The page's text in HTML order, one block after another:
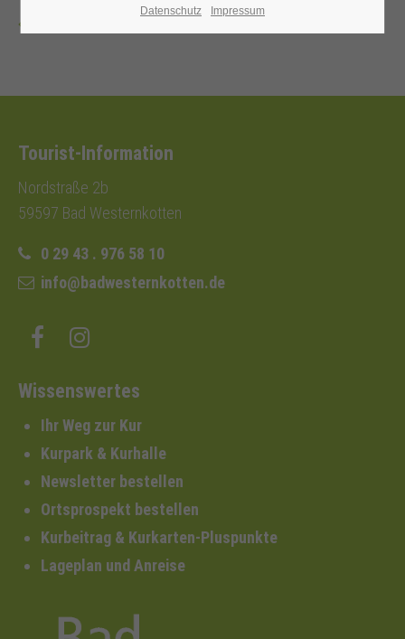
Tourist-Information
Nordstraße 2b
59597 Bad Westernkotten
0 29 43 . 976 58 10
info@badwesternkotten.de
Wissenswertes
Ihr Weg zur Kur
Kurpark & Kurhalle
Newsletter bestellen
Ortsprospekt bestellen
Kurbeitrag & Kurkarten-Pluspunkte
Lageplan und Anreise
Datenschutz Impressum